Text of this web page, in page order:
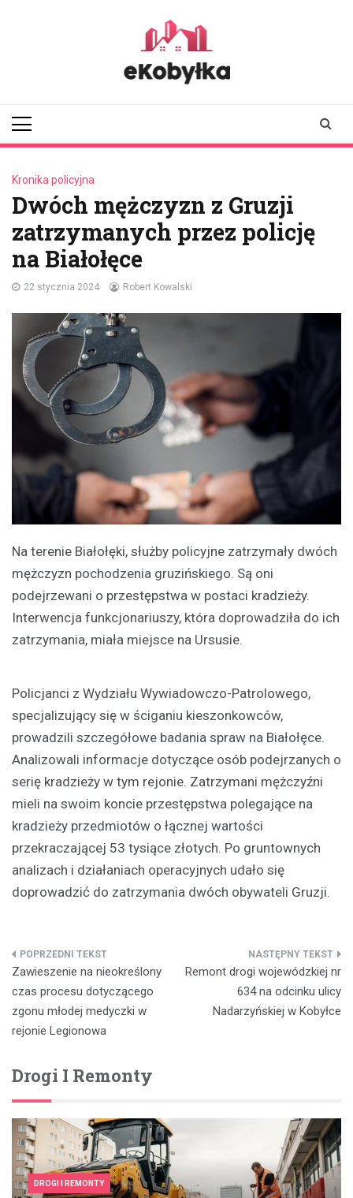
Kronika policyjna
Dwóch mężczyzn z Gruzji
zatrzymanych przez policję
na Białołęce
22 stycznia 2024 Robert Kowalski
Na terenie Białołęki, służby policyjne zatrzymały dwóch
mężczyzn pochodzenia gruzińskiego. Są oni
podejrzewani o przestępstwa w postaci kradzieży.
Interwencja funkcjonariuszy, która doprowadziła do ich
zatrzymania, miała miejsce na Ursusie.
Policjanci z Wydziału Wywiadowczo-Patrolowego,
specjalizujący się w ściganiu kieszonkowców,
prowadzili szczegółowe badania spraw na Białołęce.
Analizowali informacje dotyczące osób podejrzanych o
serię kradzieży w tym rejonie. Zatrzymani mężczyźni
mieli na swoim koncie przestępstwa polegające na
kradzieży przedmiotów o łącznej wartości
przekraczającej 53 tysiące złotych. Po gruntownych
analizach i działaniach operacyjnych udało się
doprowadzić do zatrzymania dwóch obywateli Gruzji.
Nawigacja
wpisu
Zawieszenie na nieokreślony
czas procesu dotyczącego
zgonu młodej medyczki w
rejonie Legionowa
Remont drogi wojewódzkiej nr
634 na odcinku ulicy
Nadarzyńskiej w Kobyłce
Drogi I Remonty
DROGI I REMONTY